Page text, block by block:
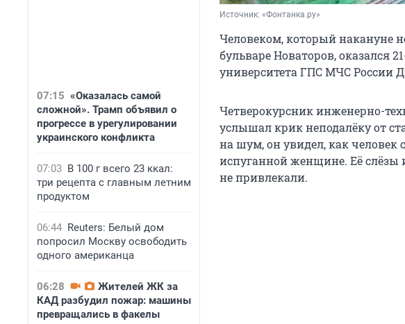
07:15 «Оказалась самой
сложной». Трамп объявил о
прогрессе в урегулировании
украинского конфликта
07:03 В 100 г всего 23 ккал:
три рецепта с главным летним
продуктом
06:44 Reuters: Белый дом
попросил Москву освободить
одного американца
06:28
Жителей ЖК за
КАД разбудил пожар: машины
превращались в факелы
Источник: «Фонтанка.ру»
Человеком, который накануне
бульваре Новаторов, оказался
университета ГПС МЧС России
Четверокурсник инженерно-
услышал крик неподалёку от
на шум, он увидел, как
испуганной женщине. Её
не привлекали.